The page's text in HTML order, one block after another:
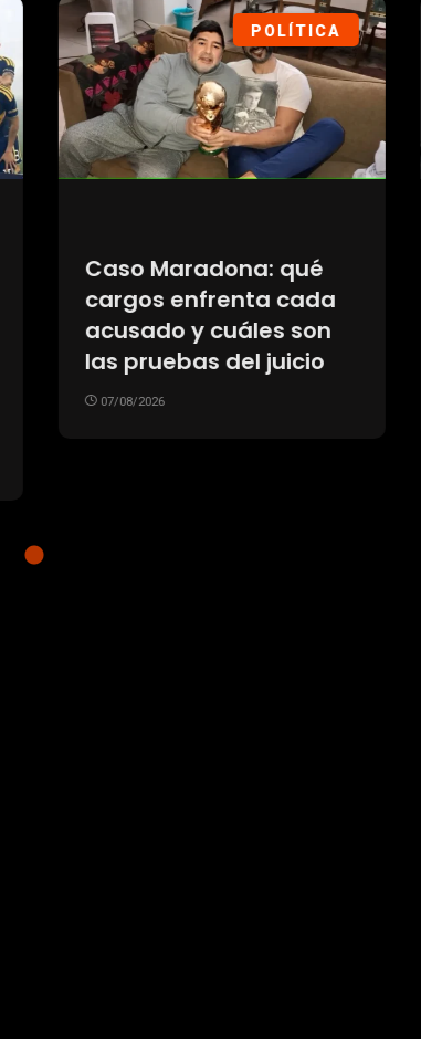
SOCIEDAD
Medicina estética:
crecen los
tratamientos sin
cirugía y la búsqueda
de resultados naturales